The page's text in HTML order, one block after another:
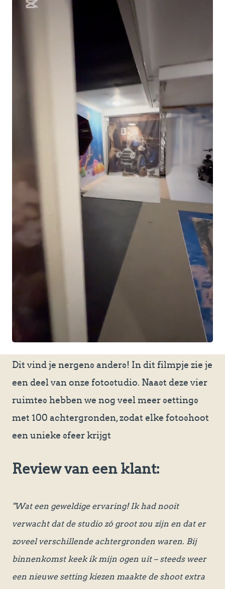
Dit vind je nergens anders! In dit filmpje zie je
een deel van onze fotostudio. Naast deze vier
ruimtes hebben we nog veel meer settings
met 100 achtergronden, zodat elke fotoshoot
een unieke sfeer krijgt
Review van een klant:
"Wat een geweldige ervaring! Ik had nooit
verwacht dat de studio zó groot zou zijn en dat er
zoveel verschillende achtergronden waren. Bij
binnenkomst keek ik mijn ogen uit – steeds weer
een nieuwe setting kiezen maakte de shoot extra